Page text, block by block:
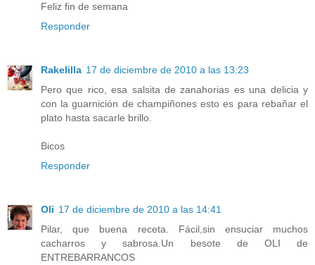
Feliz fin de semana
Responder
Rakelilla 17 de diciembre de 2010 a las 13:23
Pero que rico, esa salsita de zanahorias es una delicia y
con la guarnición de champiñones esto es para rebañar el
plato hasta sacarle brillo.
Bicos
Responder
Oli 17 de diciembre de 2010 a las 14:41
Pilar, que buena receta. Fácil,sin ensuciar muchos
cacharros y sabrosa.Un besote de OLI de
ENTREBARRANCOS